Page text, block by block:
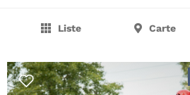
Liste Carte